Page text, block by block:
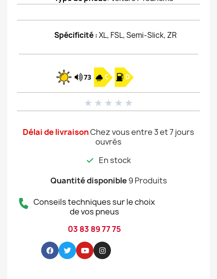
Spécificité :XL, FSL, Semi-Slick, ZR
★ ★ ★ ★ ★
Délai de livraisonChez vous entre 3 et 7 jours
ouvrés
En stock
Quantité disponible 9 Produits
Conseils techniques sur le choix
de vos pneus
03 83 89 77 75